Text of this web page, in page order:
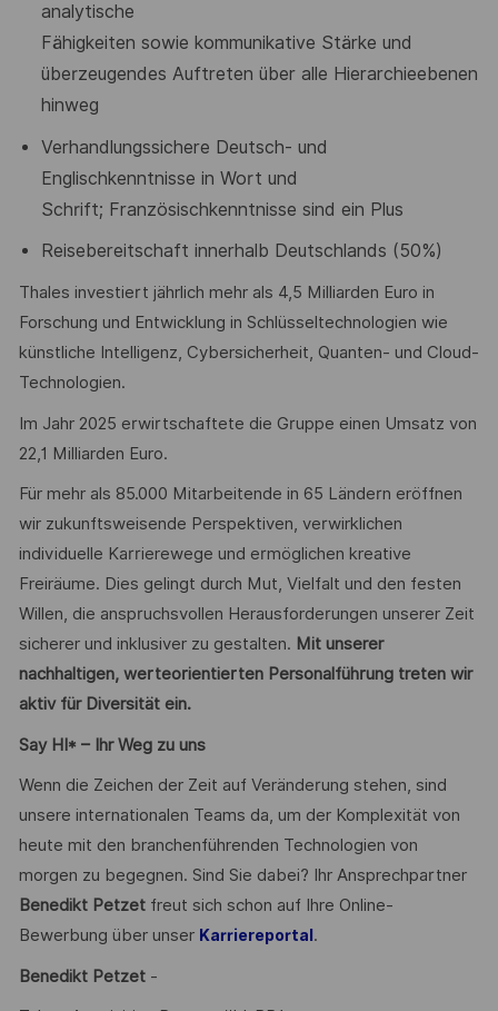
analytische
Fähigkeiten sowie kommunikative Stärke und
überzeugendes Auftreten über alle Hierarchieebenen
hinweg
Verhandlungssichere Deutsch- und
Englischkenntnisse in Wort und
Schrift; Französischkenntnisse sind ein Plus
Reisebereitschaft innerhalb Deutschlands (50%)
Thales investiert jährlich mehr als 4,5 Milliarden Euro in
Forschung und Entwicklung in Schlüsseltechnologien wie
künstliche Intelligenz, Cybersicherheit, Quanten- und Cloud-
Technologien.
Im Jahr 2025 erwirtschaftete die Gruppe einen Umsatz von
22,1 Milliarden Euro.
Für mehr als 85.000 Mitarbeitende in 65 Ländern eröffnen
wir zukunftsweisende Perspektiven, verwirklichen
individuelle Karrierewege und ermöglichen kreative
Freiräume. Dies gelingt durch Mut, Vielfalt und den festen
Willen, die anspruchsvollen Herausforderungen unserer Zeit
sicherer und inklusiver zu gestalten. Mit unserer
nachhaltigen, werteorientierten Personalführung treten wir
aktiv für Diversität ein.
Say HI* – Ihr Weg zu uns
Wenn die Zeichen der Zeit auf Veränderung stehen, sind
unsere internationalen Teams da, um der Komplexität von
heute mit den branchenführenden Technologien von
morgen zu begegnen. Sind Sie dabei? Ihr Ansprechpartner
Benedikt Petzetfreut sich schon auf Ihre Online-
Bewerbung über unser Karriereportal .
Benedikt Petzet -